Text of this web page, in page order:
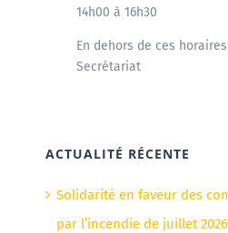
14h00 à 16h30
En dehors de ces
Secrétariat
ACTUALITÉ RÉCENTE
Solidarité en faveur des
par l’incendie de juillet